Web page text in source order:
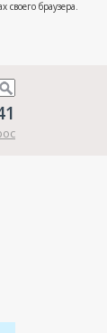
своего браузера.